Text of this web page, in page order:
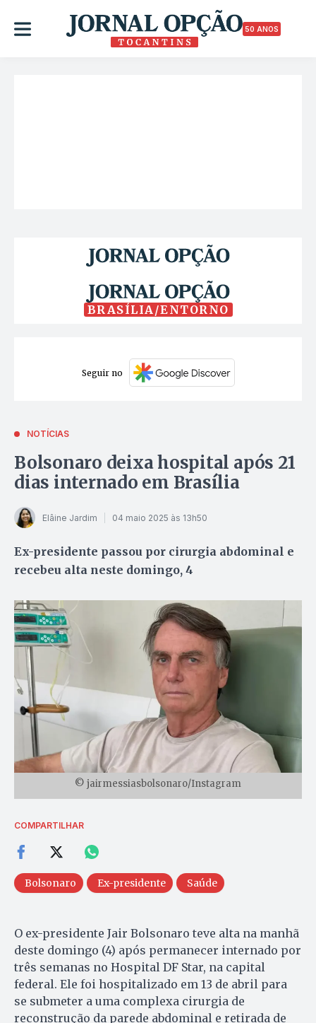
50 ANOS
BRASÍLIA/ENTORNO
Seguir no
NOTÍCIAS
Bolsonaro deixa hospital após 21
dias internado em Brasília
Elâine Jardim 04 maio 2025 às 13h50
Ex-presidente passou por cirurgia abdominal e
recebeu alta neste domingo, 4
© jairmessiasbolsonaro/Instagram
COMPARTILHAR
Bolsonaro Ex-presidente Saúde
O ex-presidente Jair Bolsonaro teve alta na manhã
deste domingo (4) após permanecer internado por
três semanas no Hospital DF Star, na capital
federal. Ele foi hospitalizado em 13 de abril para
se submeter a uma complexa cirurgia de
reconstrução da parede abdominal e retirada de